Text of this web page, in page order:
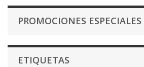
PROMOCIONES ESPECIALES
ETIQUETAS